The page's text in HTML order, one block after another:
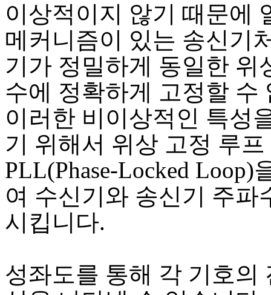
이상적이지 않기 때문에
메커니즘이 있는 송신기
기가 정밀하게 동일한 위
수에 정확하게 고정할 수
이러한 비이상적인 특성
기 위해서 위상 고정 루프
PLL(Phase-Locked Loop)
여 수신기와 송신기 주파
시킵니다.
성좌도를 통해 각 기호의